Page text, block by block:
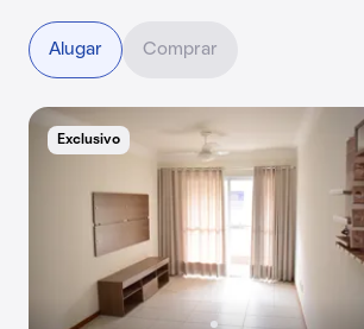
Exclusivo
Alugar Comprar